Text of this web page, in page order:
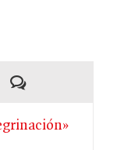
Comentarios